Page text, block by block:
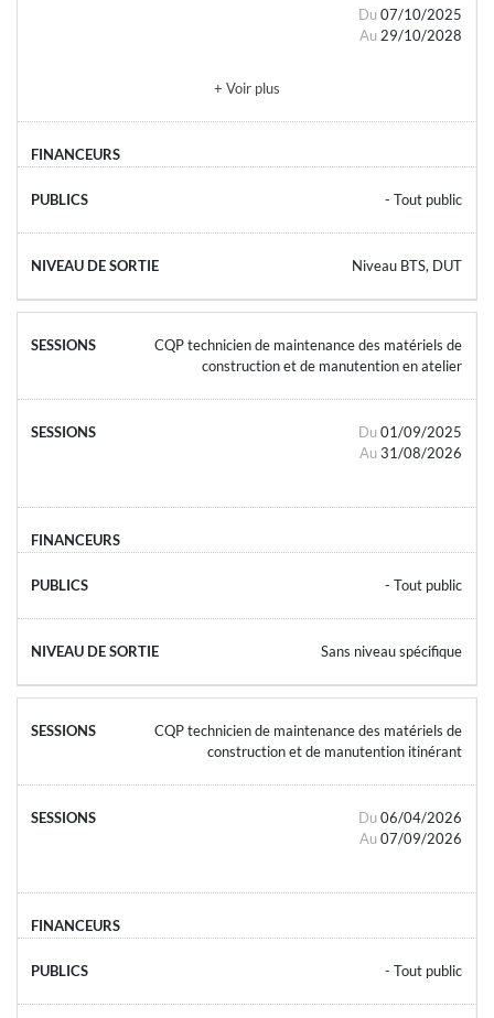
Du 07/10/2025
Au 29/10/2028
+ Voir plus
- Tout public
Niveau BTS, DUT
CQP technicien de maintenance des matériels de
construction et de manutention en atelier
Du 01/09/2025
Au 31/08/2026
- Tout public
Sans niveau spécifique
CQP technicien de maintenance des matériels de
construction et de manutention itinérant
Du 06/04/2026
Au 07/09/2026
- Tout public